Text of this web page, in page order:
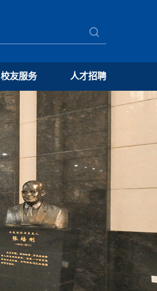
校友服务 人才招聘